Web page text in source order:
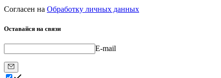
Согласен на Обработку личных данных
Оставайся на связи
E-mail